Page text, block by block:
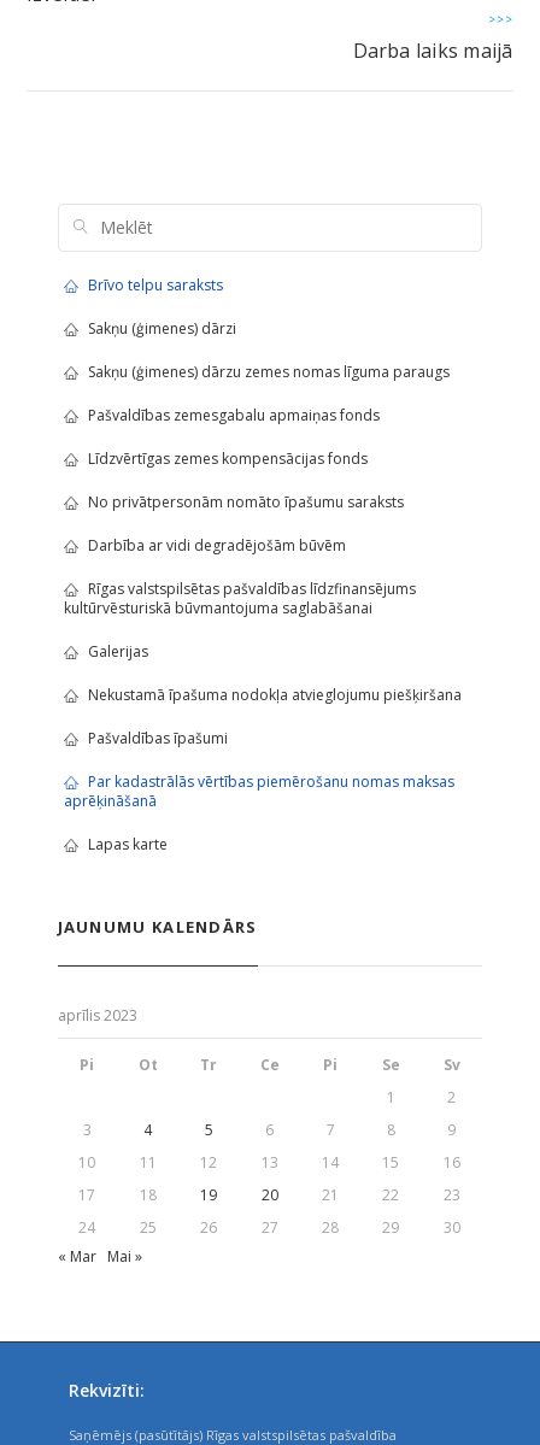
>>>
Darba laiks maijā
Brīvo telpu saraksts
Sakņu (ģimenes) dārzi
Sakņu (ģimenes) dārzu zemes nomas līguma paraugs
Pašvaldības zemesgabalu apmaiņas fonds
Līdzvērtīgas zemes kompensācijas fonds
No privātpersonām nomāto īpašumu saraksts
Darbība ar vidi degradējošām būvēm
Rīgas valstspilsētas pašvaldības līdzfinansējums
kultūrvēsturiskā būvmantojuma saglabāšanai
Galerijas
Nekustamā īpašuma nodokļa atvieglojumu piešķiršana
Pašvaldības īpašumi
Par kadastrālās vērtības piemērošanu nomas maksas
aprēķināšanā
Lapas karte
JAUNUMU KALENDĀRS
aprīlis 2023
Pi Ot Tr Ce Pi Se
Sv
1
2
3
4 5 6 7 8
9
10
11 12 13 14 15
16
17
18 19 20 21 22
23
24
25 26 27 28 29
30
« Mar
Mai »
Rekvizīti:
Saņēmējs (pasūtītājs) Rīgas valstspilsētas pašvaldība